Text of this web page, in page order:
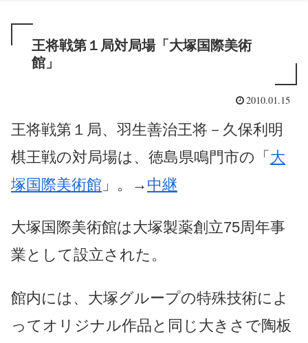
王将戦第１局対局場「大塚国際美術
館」
2010.01.15
王将戦第１局、羽生善治王将－久保利明
棋王戦の対局場は、徳島県鳴門市の「 大
塚国際美術館 」。→ 中継
大塚国際美術館は大塚製薬創立75周年事
業として設立された。
館内には、大塚グループの特殊技術によ
ってオリジナル作品と同じ大きさで陶板